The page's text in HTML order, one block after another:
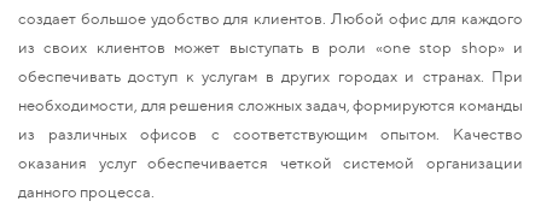
создает большое удобство для клиентов. Любой офис для каждого
из своих клиентов может выступать в роли «one stop shop» и
обеспечивать доступ к услугам в других городах и странах. При
необходимости, для решения сложных задач, формируются команды
из различных офисов с соответствующим опытом. Качество
оказания услуг обеспечивается четкой системой организации
данного процесса.